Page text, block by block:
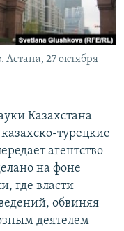
27 октября
Казахстана
турецкие
агентство
на фоне
где власти
обвиняя
деятелем